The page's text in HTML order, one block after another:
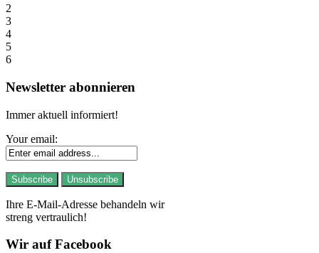
2
3
4
5
6
Newsletter abonnieren
Immer aktuell informiert!
Your email:
Ihre E-Mail-Adresse behandeln wir
streng vertraulich!
Wir auf Facebook